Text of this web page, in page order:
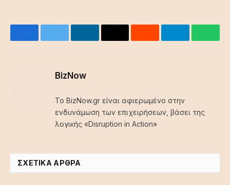
FacebookTwitterLinkedInEmail Reddit Telegram
BizNow
Το BizNow.gr είναι αφιερωμένο στην
ενδυνάμωση των επιχειρήσεων, βάσει της
λογικής «Disruption in Action»
ΣΧΕΤΙΚΆ ΆΡΘΡΑ